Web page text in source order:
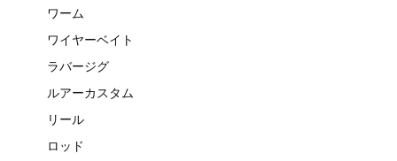
ワーム
ワイヤーベイト
ラバージグ
ルアーカスタム
リール
ロッド